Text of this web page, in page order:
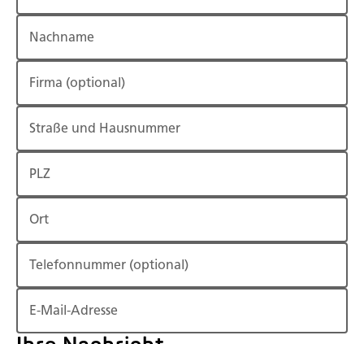
Nachname
Firma (optional)
Straße und Hausnummer
PLZ
Ort
Telefonnummer (optional)
E-Mail-Adresse